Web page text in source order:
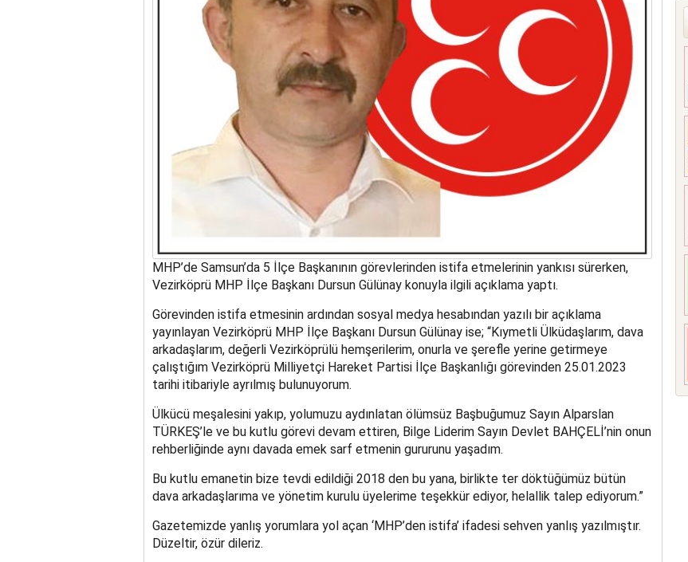
MHP’de Samsun’da 5 İlçe Başkanının görevlerinden istifa etmelerinin yankısı sürerken,
Vezirköprü MHP İlçe Başkanı Dursun Gülünay konuyla ilgili açıklama yaptı.
Görevinden istifa etmesinin ardından sosyal medya hesabından yazılı bir açıklama
yayınlayan Vezirköprü MHP İlçe Başkanı Dursun Gülünay ise; “Kıymetli Ülküdaşlarım, dava
arkadaşlarım, değerli Vezirköprülü hemşerilerim, onurla ve şerefle yerine getirmeye
çalıştığım Vezirköprü Milliyetçi Hareket Partisi İlçe Başkanlığı görevinden 25.01.2023
tarihi itibariyle ayrılmış bulunuyorum.
Ülkücü meşalesini yakıp, yolumuzu aydınlatan ölümsüz Başbuğumuz Sayın Alparslan
TÜRKEŞ’le ve bu kutlu görevi devam ettiren, Bilge Liderim Sayın Devlet BAHÇELİ’nin onun
rehberliğinde aynı davada emek sarf etmenin gururunu yaşadım.
Bu kutlu emanetin bize tevdi edildiği 2018 den bu yana, birlikte ter döktüğümüz bütün
dava arkadaşlarıma ve yönetim kurulu üyelerime teşekkür ediyor, helallik talep ediyorum.”
Gazetemizde yanlış yorumlara yol açan ‘MHP’den istifa’ ifadesi sehven yanlış yazılmıştır.
Düzeltir, özür dileriz.